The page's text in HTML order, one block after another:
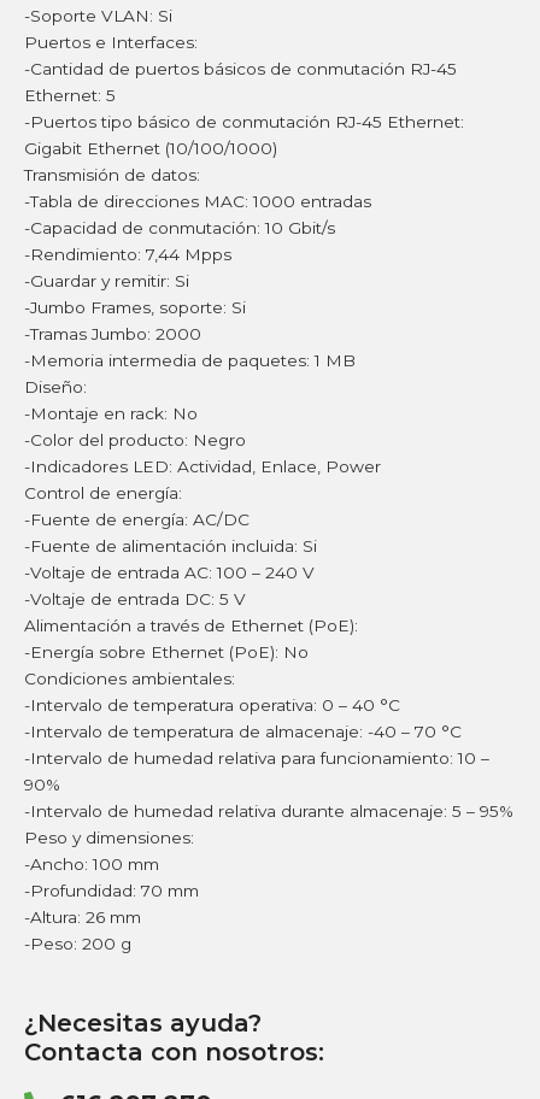
-Soporte VLAN: Si
Puertos e Interfaces:
-Cantidad de puertos básicos de conmutación RJ-45
Ethernet: 5
-Puertos tipo básico de conmutación RJ-45 Ethernet:
Gigabit Ethernet (10/100/1000)
Transmisión de datos:
-Tabla de direcciones MAC: 1000 entradas
-Capacidad de conmutación: 10 Gbit/s
-Rendimiento: 7,44 Mpps
-Guardar y remitir: Si
-Jumbo Frames, soporte: Si
-Tramas Jumbo: 2000
-Memoria intermedia de paquetes: 1 MB
Diseño:
-Montaje en rack: No
-Color del producto: Negro
-Indicadores LED: Actividad, Enlace, Power
Control de energía:
-Fuente de energía: AC/DC
-Fuente de alimentación incluida: Si
-Voltaje de entrada AC: 100 – 240 V
-Voltaje de entrada DC: 5 V
Alimentación a través de Ethernet (PoE):
-Energía sobre Ethernet (PoE): No
Condiciones ambientales:
-Intervalo de temperatura operativa: 0 – 40 °C
-Intervalo de temperatura de almacenaje: -40 – 70 °C
-Intervalo de humedad relativa para funcionamiento: 10 –
90%
-Intervalo de humedad relativa durante almacenaje: 5 – 95%
Peso y dimensiones:
-Ancho: 100 mm
-Profundidad: 70 mm
-Altura: 26 mm
-Peso: 200 g
¿Necesitas ayuda?
Contacta con nosotros: